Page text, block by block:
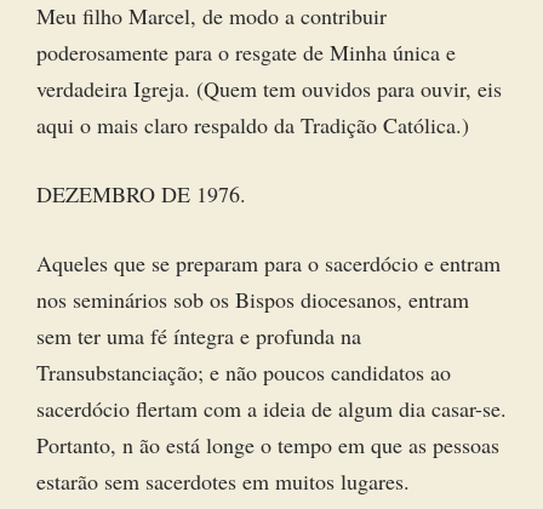
Meu filho Marcel, de modo a contribuir
poderosamente para o resgate de Minha única e
verdadeira Igreja. (Quem tem ouvidos para ouvir, eis
aqui o mais claro respaldo da Tradição Católica.)
DEZEMBRO DE 1976.
Aqueles que se preparam para o sacerdócio e entram
nos seminários sob os Bispos diocesanos, entram
sem ter uma fé íntegra e profunda na
Transubstanciação; e não poucos candidatos ao
sacerdócio flertam com a ideia de algum dia casar-se.
Portanto, n ão está longe o tempo em que as pessoas
estarão sem sacerdotes em muitos lugares.